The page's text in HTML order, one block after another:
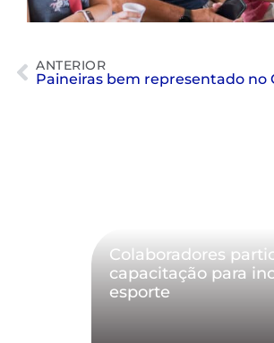
ANTERIOR
Paineiras bem representado no
Colaboradores
capacitação para
esporte